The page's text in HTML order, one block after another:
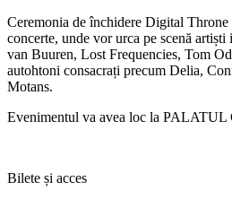
Ceremonia de închidere Digital
concerte, unde vor urca pe scenă
van Buuren, Lost Frequencies, Tom
autohtoni consacrați precum Delia,
Motans.
Evenimentul va avea loc la
Bilete și acces